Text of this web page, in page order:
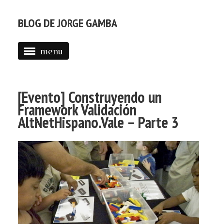
BLOG DE JORGE GAMBA
menu
POSTS
[Evento] Construyendo un
Framework Validación
AltNetHispano.Vale – Parte 3